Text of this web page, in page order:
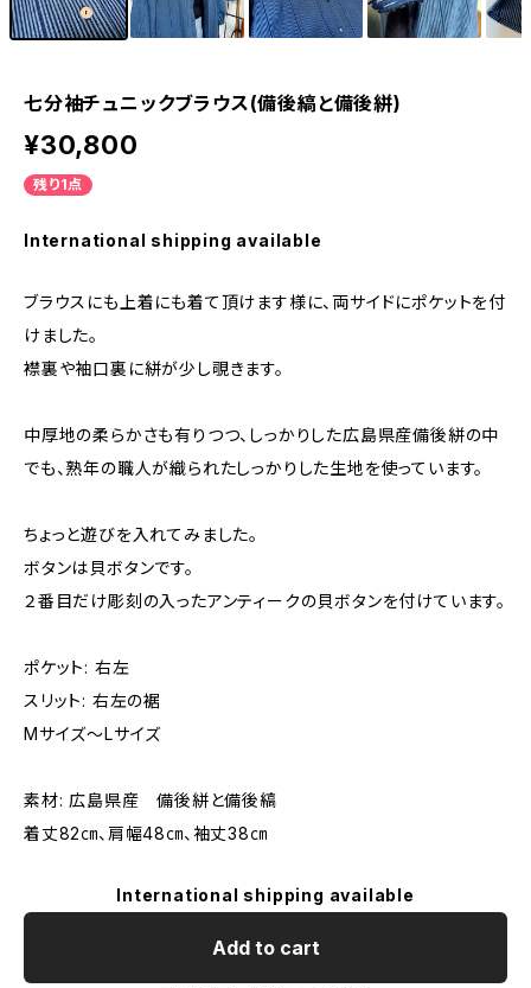
七分袖チュニックブラウス(備後縞と備後絣)
¥30,800
残り1点
International shipping available
ブラウスにも上着にも着て頂けます様に、両サイドにポケットを付
けました。
襟裏や袖口裏に絣が少し覗きます。
中厚地の柔らかさも有りつつ、しっかりした広島県産備後絣の中
でも、熟年の職人が織られたしっかりした生地を使っています。
ちょっと遊びを入れてみました。
ボタンは貝ボタンです。
２番目だけ彫刻の入ったアンティークの貝ボタンを付けています。
ポケット: 右左
スリット: 右左の裾
Mサイズ〜Lサイズ
素材: 広島県産 備後絣と備後縞
着丈82㎝、肩幅48㎝、袖丈38㎝
International shipping available
Add to cart